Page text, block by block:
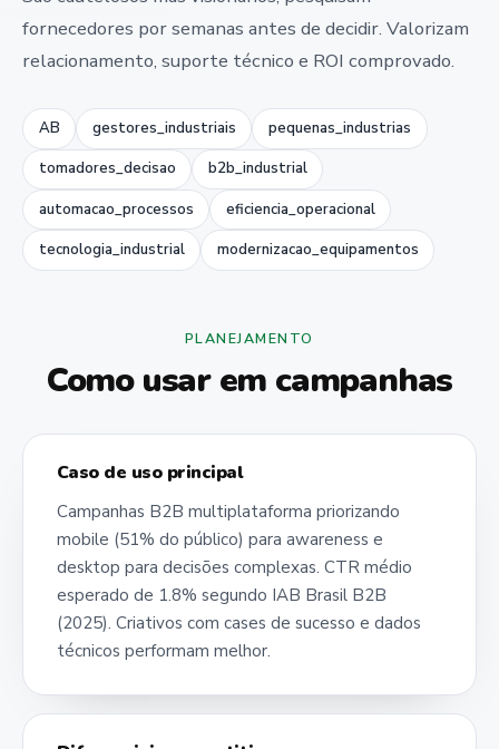
fornecedores por semanas antes de decidir. Valorizam
relacionamento, suporte técnico e ROI comprovado.
AB gestores_industriais pequenas_industrias
tomadores_decisao b2b_industrial
automacao_processos eficiencia_operacional
tecnologia_industrial modernizacao_equipamentos
PLANEJAMENTO
Como usar em campanhas
Caso de uso principal
Campanhas B2B multiplataforma priorizando
mobile (51% do público) para awareness e
desktop para decisões complexas. CTR médio
esperado de 1.8% segundo IAB Brasil B2B
(2025). Criativos com cases de sucesso e dados
técnicos performam melhor.